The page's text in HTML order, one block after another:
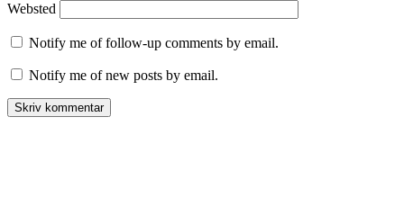
Websted
Notify me of follow-up comments by email.
Notify me of new posts by email.